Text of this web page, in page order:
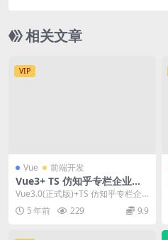
相关文章
VIP
Vue 前端开发
Vue3+ TS 仿知乎专栏企业级
项目 深度剖析Vue3新特性 |
完结
Vue3.0(正式版)+TS 仿知乎专栏企
业级项目明星讲师解锁Vue3.0 ，
先...5 年前 229 9.9